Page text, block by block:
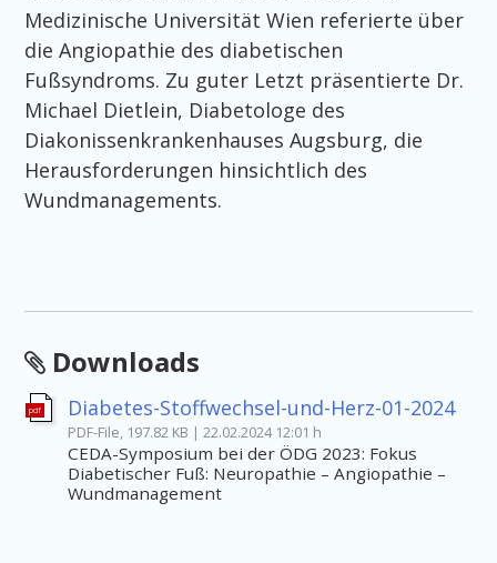
Medizinische Universität Wien referierte über
die Angiopathie des diabetischen
Fußsyndroms. Zu guter Letzt präsentierte Dr.
Michael Dietlein, Diabetologe des
Diakonissenkrankenhauses Augsburg, die
Herausforderungen hinsichtlich des
Wundmanagements.
Downloads
pdf Diabetes-Stoffwechsel-und-Herz-01-2024
PDF-File, 197.82 KB | 22.02.2024 12:01 h
CEDA-Symposium bei der ÖDG 2023: Fokus
Diabetischer Fuß: Neuropathie – Angiopathie –
Wundmanagement